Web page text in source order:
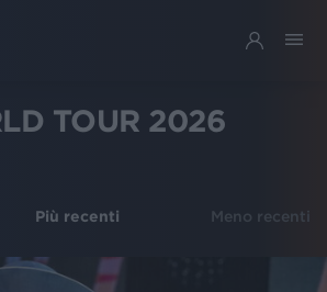
TOUR 2026
Più recenti Meno recenti